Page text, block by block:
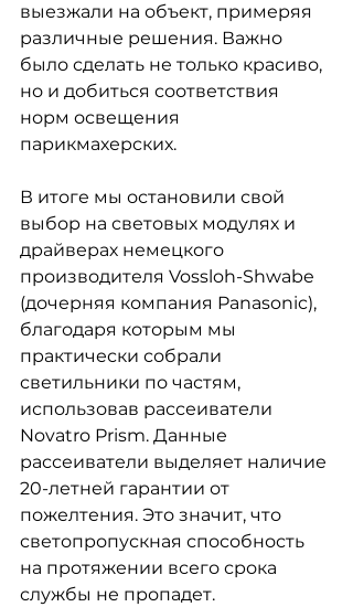
выезжали на объект, примеряя
различные решения. Важно
было сделать не только красиво,
но и добиться соответствия
норм освещения
парикмахерских.
В итоге мы остановили свой
выбор на световых модулях и
драйверах немецкого
производителя Vossloh-Shwabe
(дочерняя компания Panasonic),
благодаря которым мы
практически собрали
светильники по частям,
использовав рассеиватели
Novatro Prism. Данные
рассеиватели выделяет наличие
20-летней гарантии от
пожелтения. Это значит, что
светопропускная способность
на протяжении всего срока
службы не пропадет.